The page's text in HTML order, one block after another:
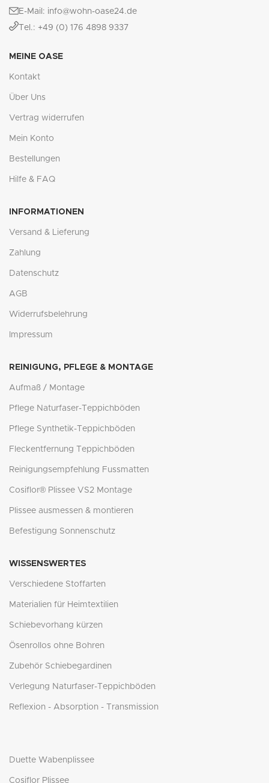
E-Mail: info@wohn-oase24.de
Tel.: +49 (0) 176 4898 9337
MEINE OASE
Kontakt
Über Uns
Vertrag widerrufen
Mein Konto
Bestellungen
Hilfe & FAQ
INFORMATIONEN
Versand & Lieferung
Zahlung
Datenschutz
AGB
Widerrufsbelehrung
Impressum
REINIGUNG, PFLEGE & MONTAGE
Aufmaß / Montage
Pflege Naturfaser-Teppichböden
Pflege Synthetik-Teppichböden
Fleckentfernung Teppichböden
Reinigungsempfehlung Fussmatten
Cosiflor® Plissee VS2 Montage
Plissee ausmessen & montieren
Befestigung Sonnenschutz
WISSENSWERTES
Verschiedene Stoffarten
Materialien für Heimtextilien
Schiebevorhang kürzen
Ösenrollos ohne Bohren
Zubehör Schiebegardinen
Verlegung Naturfaser-Teppichböden
Reflexion - Absorption - Transmission
Duette Wabenplissee
Cosiflor Plissee